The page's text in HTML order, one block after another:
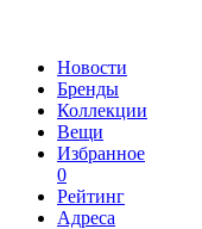
Новости
Бренды
Коллекции
Вещи
Избранное
0
Рейтинг
Адреса